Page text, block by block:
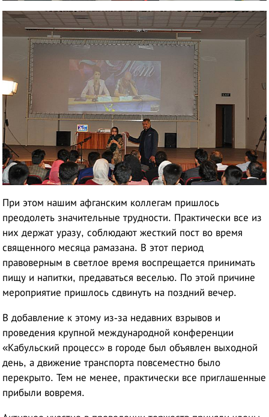
При этом нашим афганским коллегам пришлось
преодолеть значительные трудности. Практически все из
них держат уразу, соблюдают жесткий пост во время
священного месяца рамазана. В этот период
правоверным в светлое время воспрещается принимать
пищу и напитки, предаваться веселью. По этой причине
мероприятие пришлось сдвинуть на поздний вечер.
В добавление к этому из-за недавних взрывов и
проведения крупной международной конференции
«Кабульский процесс» в городе был объявлен выходной
день, а движение транспорта повсеместно было
перекрыто. Тем не менее, практически все приглашенные
прибыли вовремя.